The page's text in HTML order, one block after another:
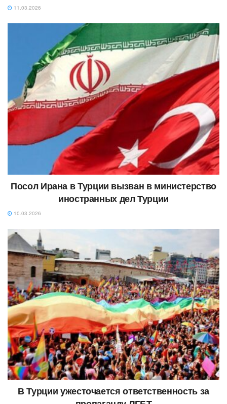
11.03.2026
Посол Ирана в Турции вызван в министерство
иностранных дел Турции
10.03.2026
В Турции ужесточается ответственность за